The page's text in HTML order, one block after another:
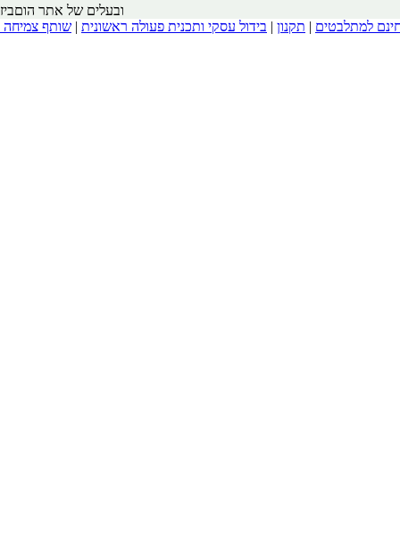
ובעלים של אתר הוםביז
למתלבטים | תקנון | בידול עסקי ותכנית פעולה ראשונית | שותף צמיחה